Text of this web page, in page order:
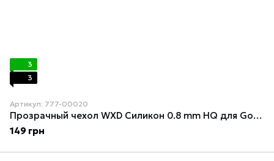
3
3
Артикул: 777-00020
Прозрачный чехол WXD Силикон 0.8 mm HQ для Google Pixel 7a
149 грн